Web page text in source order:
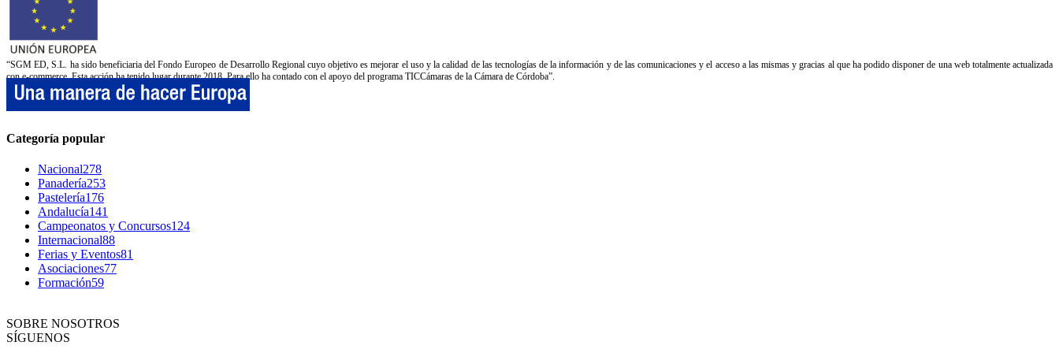
“SGM ED, S.L. ha sido beneficiaria del Fondo Europeo de Desarrollo Regional cuyo objetivo es mejorar el uso y la calidad de las tecnologías de la información y de las comunicaciones y el acceso a las mismas y gracias al que ha podido disponer de una web totalmente actualizada
con e-commerce. Esta acción ha tenido lugar durante 2018. Para ello ha contado con el apoyo del programa TICCámaras de la Cámara de Córdoba”.
Categoría popular
Nacional278
Panadería253
Pastelería176
Andalucía141
Campeonatos y Concursos124
Internacional88
Ferias y Eventos81
Asociaciones77
Formación59
SOBRE NOSOTROS
SÍGUENOS